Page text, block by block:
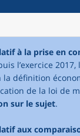
à la prise en
l’exercice
définition
de la loi de
sur le sujet.
aux